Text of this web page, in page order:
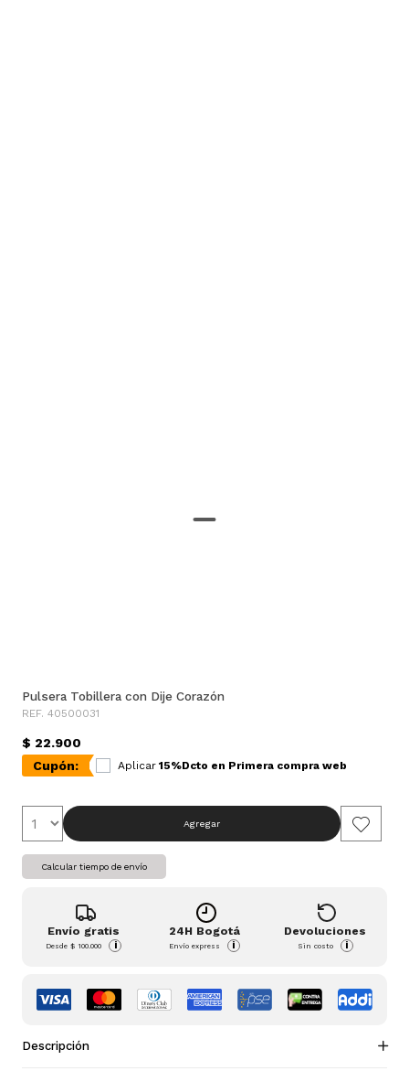
Pulsera Tobillera con Dije Corazón
REF. 40500031
$ 22.900
Cupón:
Aplicar 15%Dcto en Primera compra web
Agregar
Calcular tiempo de envío
Envío gratis
Desde$ 100.000 i
24H Bogotá
Envío express i
Devoluciones
Sin costo i
Descripción